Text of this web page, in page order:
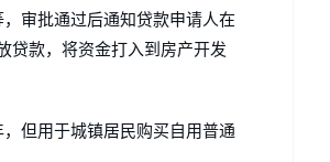
审批通过后通知贷款申请人在
贷款，将资金打入到房产开发
但用于城镇居民购买自用普通